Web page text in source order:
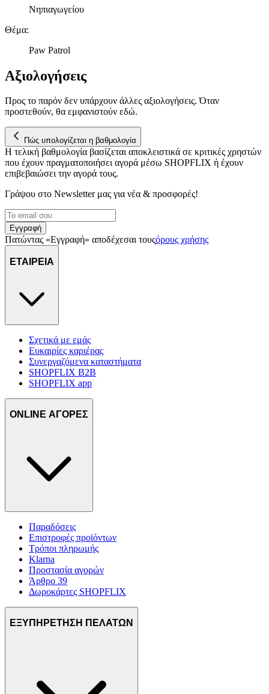
παρέχουμε λειτουργίες μέσων κοινωνικής δικτύωσης και να
αναλύουμε την κυκλοφορία μας. Εμείς και οι 1022 συνεργάτες
μας επεξεργαζόμαστε προσωπικά σας δεδομένα, π.χ. τη
για να αποθηκεύουμε και να έχουμε πρόσβαση σε πληροφορίες
διαφημίσεων και περιεχομένου, τις μετρήσεις σχετικά με
μας και την ανάπτυξη προϊόντων. Επίσης, κοινοποιούμε
πληροφορίες σχετικά με την από μέρους σας χρήση της
δικτύωσης, διαφημίσεων και ανάλυσης.
Νηπιαγωγείου
Θέμα:
Paw Patrol
Αξιολογήσεις
Προς το παρόν δεν υπάρχουν άλλες αξιολογήσεις. Όταν
προστεθούν, θα εμφανιστούν εδώ.
Πώς υπολογίζεται η βαθμολογία
Η τελική βαθμολογία βασίζεται αποκλειστικά σε κριτικές χρηστών
που έχουν πραγματοποιήσει αγορά μέσω SHOPFLIX ή έχουν
επιβεβαιώσει την αγορά τους.
Γράψου στο Νewsletter μας για νέα & προσφορές!
Εγγραφή
Πατώντας «Εγγραφή» αποδέχεσαι τουςόρους χρήσης
ΕΤΑΙΡΕΙΑ
Σχετικά με εμάς
Ευκαιρίες καριέρας
Συνεργαζόμενα καταστήματα
SHOPFLIX B2B
SHOPFLIX app
ONLINE ΑΓΟΡΕΣ
Παραδόσεις
Επιστροφές προϊόντων
Τρόποι πληρωμής
Klarna
Προστασία αγορών
Άρθρο 39
Δωροκάρτες SHOPFLIX
ΕΞΥΠΗΡΕΤΗΣΗ ΠΕΛΑΤΩΝ